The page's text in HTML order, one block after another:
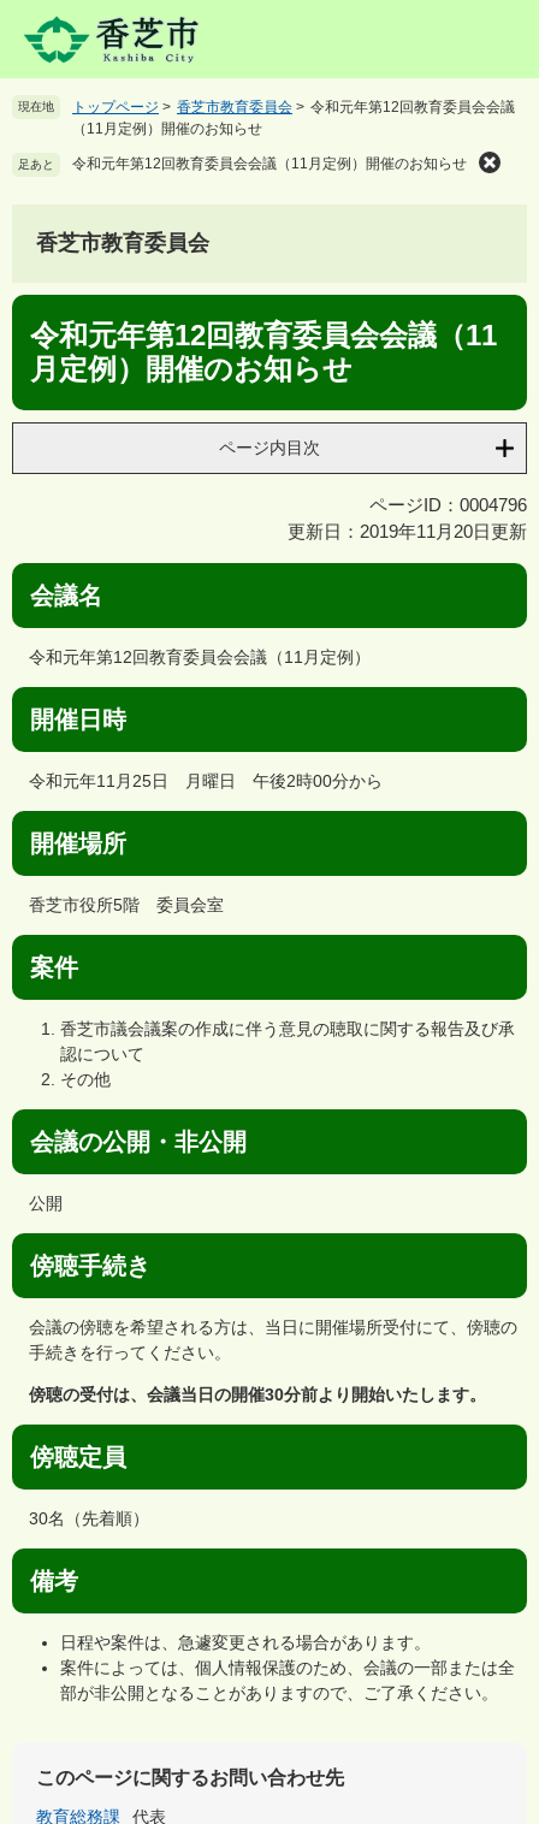
現在地 トップページ > 香芝市教育委員会 > 令和元年第12回教育委員会会議
（11月定例）開催のお知らせ
足あと 令和元年第12回教育委員会会議（11月定例）開催のお知らせ
香芝市教育委員会
本
令和元年第12回教育委員会会議（11
月定例）開催のお知らせ
ページ内目次
ページID：0004796
更新日：2019年11月20日更新
会議名
令和元年第12回教育委員会会議（11月定例）
開催日時
令和元年11月25日 月曜日 午後2時00分から
開催場所
香芝市役所5階 委員会室
案件
香芝市議会議案の作成に伴う意見の聴取に関する報告及び承
認について
その他
会議の公開・非公開
公開
傍聴手続き
会議の傍聴を希望される方は、当日に開催場所受付にて、傍聴の
手続きを行ってください。
傍聴の受付は、会議当日の開催30分前より開始いたします。
傍聴定員
30名（先着順）
備考
日程や案件は、急遽変更される場合があります。
案件によっては、個人情報保護のため、会議の一部または全
部が非公開となることがありますので、ご了承ください。
このページに関するお問い合わせ先
教育総務課
代表